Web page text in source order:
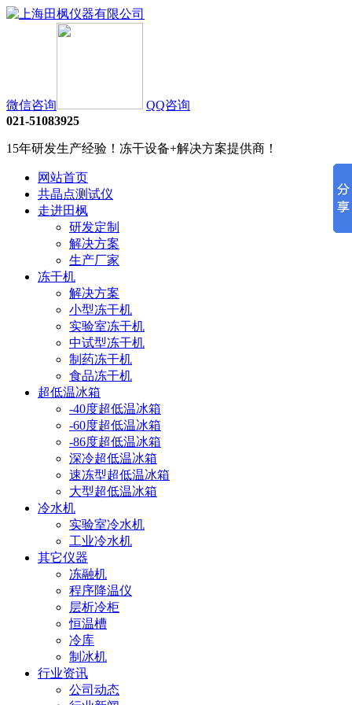
微信咨询
QQ咨询
021-51083925
15年研发生产经验！冻干设备+解决方案提供商！
网站首页
共晶点测试仪
走进田枫
研发定制
解决方案
生产厂家
冻干机
解决方案
小型冻干机
实验室冻干机
中试型冻干机
制药冻干机
食品冻干机
超低温冰箱
-40度超低温冰箱
-60度超低温冰箱
-86度超低温冰箱
深冷超低温冰箱
速冻型超低温冰箱
大型超低温冰箱
冷水机
实验室冷水机
工业冷水机
其它仪器
冻融机
程序降温仪
层析冷柜
恒温槽
冷库
制冰机
行业资讯
公司动态